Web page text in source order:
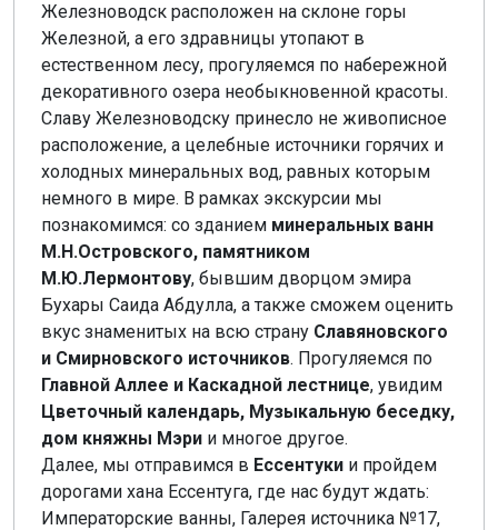
Железноводск расположен на склоне горы
Железной, а его здравницы утопают в
естественном лесу, прогуляемся по набережной
декоративного озера необыкновенной красоты.
Славу Железноводску принесло не живописное
расположение, а целебные источники горячих и
холодных минеральных вод, равных которым
немного в мире. В рамках экскурсии мы
познакомимся: со зданием минеральных ванн
М.Н.Островского, памятником
М.Ю.Лермонтову, бывшим дворцом эмира
Бухары Саида Абдулла, а также сможем оценить
вкус знаменитых на всю страну Славяновского
и Смирновского источников. Прогуляемся по
Главной Аллее и Каскадной лестнице, увидим
Цветочный календарь, Музыкальную беседку,
дом княжны Мэри и многое другое.
Далее, мы отправимся в Ессентуки и пройдем
дорогами хана Ессентуга, где нас будут ждать:
Императорские ванны, Галерея источника №17,